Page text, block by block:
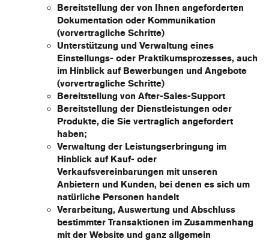
Bereitstellung der von Ihnen angeforderten
Dokumentation oder Kommunikation
(vorvertragliche Schritte)
Unterstützung und Verwaltung eines
Einstellungs- oder Praktikumsprozesses, auch
im Hinblick auf Bewerbungen und Angebote
(vorvertragliche Schritte)
Bereitstellung von After-Sales-Support
Bereitstellung der Dienstleistungen oder
Produkte, die Sie vertraglich angefordert
haben;
Verwaltung der Leistungserbringung im
Hinblick auf Kauf- oder
Verkaufsvereinbarungen mit unseren
Anbietern und Kunden, bei denen es sich um
natürliche Personen handelt
Verarbeitung, Auswertung und Abschluss
bestimmter Transaktionen im Zusammenhang
mit der Website und ganz allgemein